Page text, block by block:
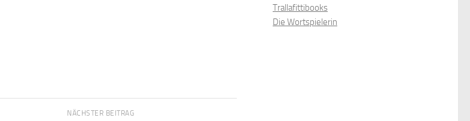
NÄCHSTER BEITRAG
Trallafittibooks
Die Wortspielerin